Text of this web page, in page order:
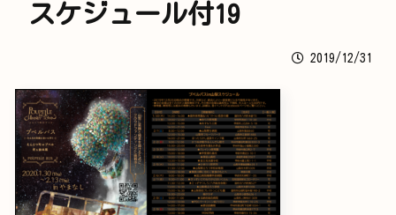
スケジュール付19
2019/12/31